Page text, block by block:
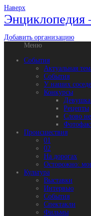
Наверх
Энциклопедия
Добавить организацию
Меню
События
Актуальная
События
У наших
Конкурсы
Девушка
Рецепты
Слово
Происшествия
01
02
На дорогах
Осторожно:
Культура
Выставки
Интервью
События
Спектакли
Фильмы